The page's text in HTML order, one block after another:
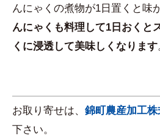
んにゃくの煮物が1日置くと味
んにゃくも料理して1日おくと
くに浸透して美味しくなります
お取り寄せは、 錦町農産加工
下さい。